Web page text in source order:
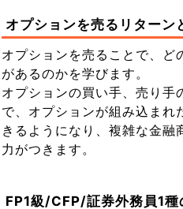
オプションを売るリターン
オプションを売ることで、ど
があるのかを学びます。
オプションの買い手、売り手
で、オプションが組み込まれ
きるようになり、複雑な金融
力がつきます。
FP1級/CFP/証券外務員1種